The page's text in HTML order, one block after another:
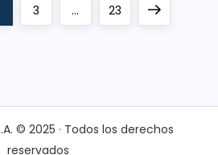
Page
3 … Page
23
Next
© 2025 · Todos los derechos
reservados